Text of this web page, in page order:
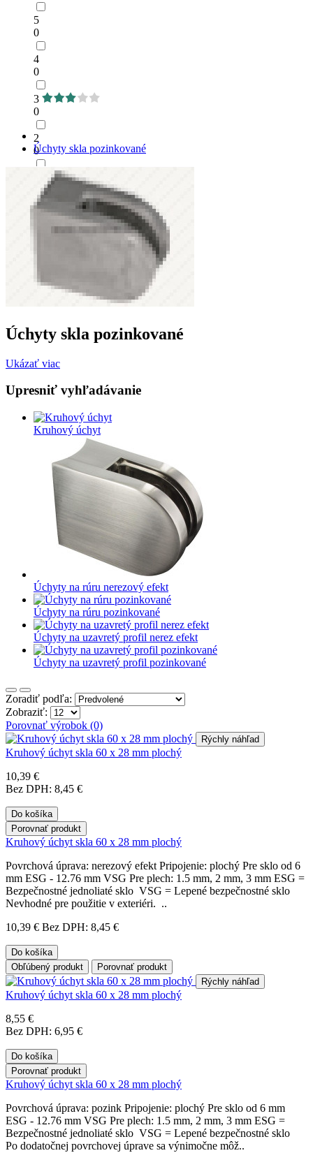
5
0
4
0
3
0
2
0
Úchyty skla pozinkované
Úchyty skla pozinkované
Ukázať viac
Upresniť vyhľadávanie
Kruhový úchyt
Úchyty na rúru nerezový efekt
Úchyty na rúru pozinkované
Úchyty na uzavretý profil nerez efekt
Úchyty na uzavretý profil pozinkované
Zoradiť podľa:
Zobraziť:
Porovnať výrobok (0)
Rýchly náhľad
Kruhový úchyt skla 60 x 28 mm plochý
10,39 €
Bez DPH: 8,45 €
Do košíka
Porovnať produkt
Kruhový úchyt skla 60 x 28 mm plochý
Povrchová úprava: nerezový efekt Pripojenie: plochý Pre sklo od 6
mm ESG - 12.76 mm VSG Pre plech: 1.5 mm, 2 mm, 3 mm ESG =
Bezpečnostné jednoliaté sklo VSG = Lepené bezpečnostné sklo
Nevhodné pre použitie v exteriéri. ..
10,39 € Bez DPH: 8,45 €
Do košíka
Obľúbený produkt
Porovnať produkt
Rýchly náhľad
Kruhový úchyt skla 60 x 28 mm plochý
8,55 €
Bez DPH: 6,95 €
Do košíka
Porovnať produkt
Kruhový úchyt skla 60 x 28 mm plochý
Povrchová úprava: pozink Pripojenie: plochý Pre sklo od 6 mm
ESG - 12.76 mm VSG Pre plech: 1.5 mm, 2 mm, 3 mm ESG =
Bezpečnostné jednoliaté sklo VSG = Lepené bezpečnostné sklo
Po dodatočnej povrchovej úprave sa výnimočne môž..